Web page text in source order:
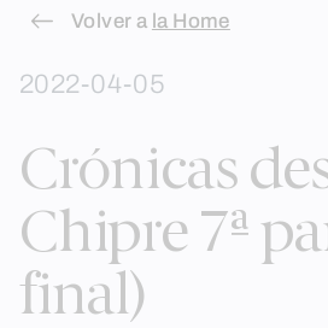
Skip
content
Volver a la Home
2022-04-05
Crónicas
Chipre 7ª
final)